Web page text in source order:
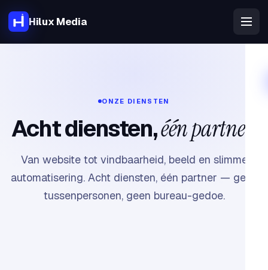
Hilux Media
ONZE DIENSTEN
Acht diensten,één partner
Van website tot vindbaarheid, beeld en slimme
automatisering. Acht diensten, één partner — geen
tussenpersonen, geen bureau-gedoe.